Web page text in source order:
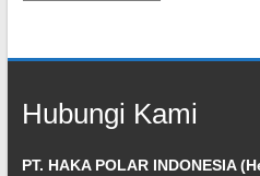
Hubungi Kami
PT. HAKA POLAR INDONESIA